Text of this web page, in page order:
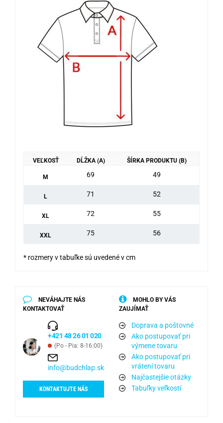
VEĽKOSŤ DĹŽKA (A) ŠÍRKA PRODUKTU (B)
M 69 49
L 71 52
XL 72 55
XXL 75 56
* rozmery v tabuľke sú uvedené v cm
NEVÁHAJTE NÁS
KONTAKTOVAŤ
+421 48 26 01 020
(Po - Pia: 8-16:00)
info@budchlap.sk
KONTAKTUJTE NÁS
MOHLO BY VÁS
ZAUJÍMAŤ
Doprava a poštovné
Ako postupovať pri
výmene tovaru
Ako postupovať pri
vrátení tovaru
Najčastejšie otázky
Tabuľky veľkostí